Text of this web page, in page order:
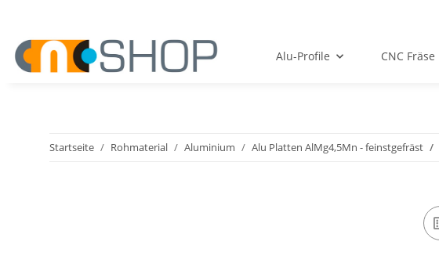
Alu-Profile CNC Fräse
Startseite Rohmaterial Aluminium Alu Platten AlMg4,5Mn - feinstgefräst